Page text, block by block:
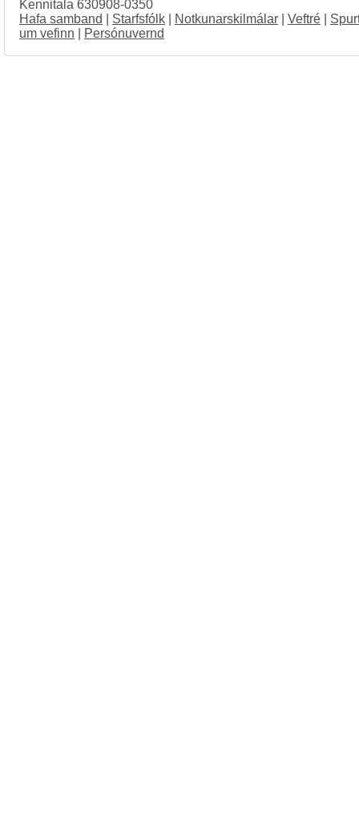
Kennitala 630908-0350
Hafa samband
Starfsfólk Notkunarskilmálar Veftré
um vefinn
Persónuvernd